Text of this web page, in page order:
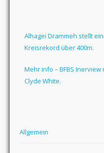
Alhagei Drammeh stellt
Kreisrekord über 400m.
Mehr info – BFBS
Clyde White.
Allgemein